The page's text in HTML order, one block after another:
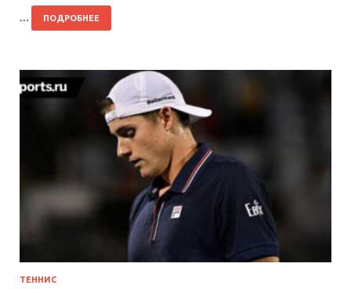
ПОДРОБНЕЕ
ТЕННИС